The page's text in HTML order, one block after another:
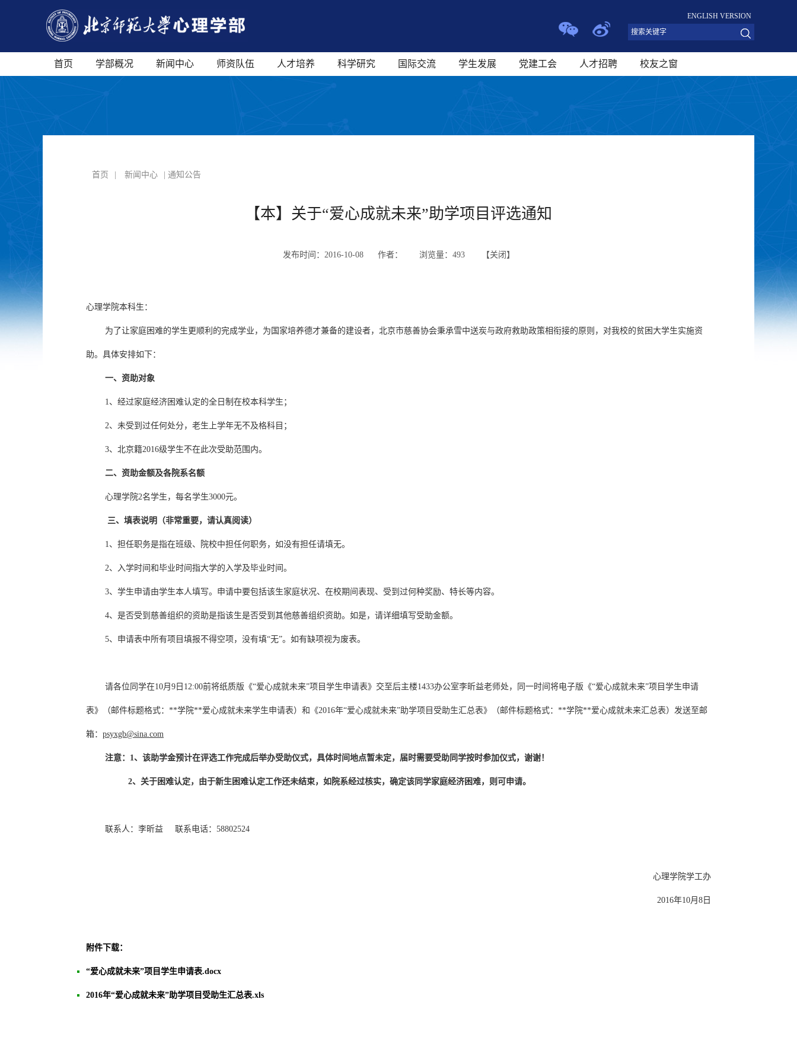
ENGLISH VERSION
首页 学部概况 新闻中心 师资队伍 人才培养 科学研究 国际交流 学生发展 党建工会 人才招聘 校友之窗
首页 新闻中心 | 通知公告
【本】关于“爱心成就未来”助学项目评选通知
发布时间：2016-10-08 作者： 浏览量： 493 【关闭 】
心理学院本科生：
为了让家庭困难的学生更顺利的完成学业，为国家培养德才兼备的建设者，北京市慈善协会秉承雪中送炭与政府救助政策相衔接的原则，对我校的贫困大学生实施资
助。具体安排如下：
一、资助对象
1、经过家庭经济困难认定的全日制在校本科学生；
2、未受到过任何处分，老生上学年无不及格科目；
3、北京籍2016级学生不在此次受助范围内。
二、资助金额及各院系名额
心理学院2名学生，每名学生3000元。
三、填表说明（非常重要，请认真阅读）
1、担任职务是指在班级、院校中担任何职务，如没有担任请填无。
2、入学时间和毕业时间指大学的入学及毕业时间。
3、学生申请由学生本人填写。申请中要包括该生家庭状况、在校期间表现、受到过何种奖励、特长等内容。
4、是否受到慈善组织的资助是指该生是否受到其他慈善组织资助。如是，请详细填写受助金额。
5、申请表中所有项目填报不得空项，没有填“无”。如有缺项视为废表。
请各位同学在10月9日12:00前将纸质版《“爱心成就未来”项目学生申请表》交至后主楼1433办公室李昕益老师处，同一时间将电子版《“爱心成就未来”项目学生申请
表》（邮件标题格式：**学院**爱心成就未来学生申请表）和《2016年“爱心成就未来”助学项目受助生汇总表》（邮件标题格式：**学院**爱心成就未来汇总表）发送至邮
箱： psyxgb@sina.com
注意：1、该助学金预计在评选工作完成后举办受助仪式，具体时间地点暂未定，届时需要受助同学按时参加仪式，谢谢！
2、关于困难认定，由于新生困难认定工作还未结束，如院系经过核实，确定该同学家庭经济困难，则可申请。
联系人：李昕益 联系电话：58802524
心理学院学工办
2016年10月8日
附件下载：
“爱心成就未来”项目学生申请表.docx
2016年“爱心成就未来”助学项目受助生汇总表.xls